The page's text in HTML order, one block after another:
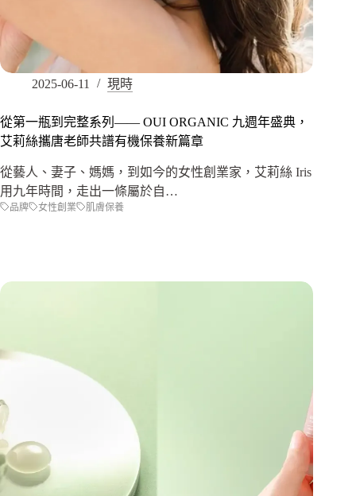
2025-06-11 現時
從第一瓶到完整系列—— OUI ORGANIC 九週年盛典，
艾莉絲攜唐老師共譜有機保養新篇章
從藝人、妻子、媽媽，到如今的女性創業家，艾莉絲 Iris
用九年時間，走出一條屬於自…
品牌 女性創業 肌膚保養